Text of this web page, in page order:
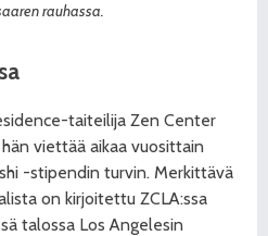
rauhassa.
taiteilija Zen Center
viettää aikaa vuosittain
-stipendin turvin. Merkittävä
on kirjoitettu ZCLA:ssa
talossa Los Angelesin